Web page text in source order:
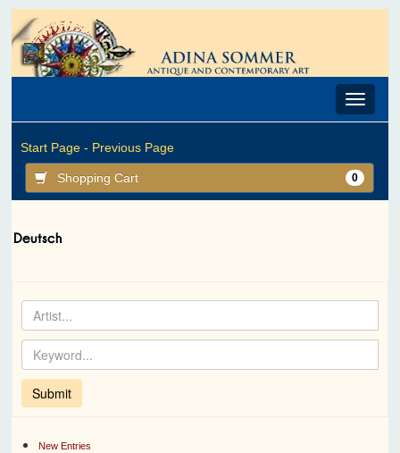
Toggle
Start Page - Previous Page
Shopping Cart 0
New Entries